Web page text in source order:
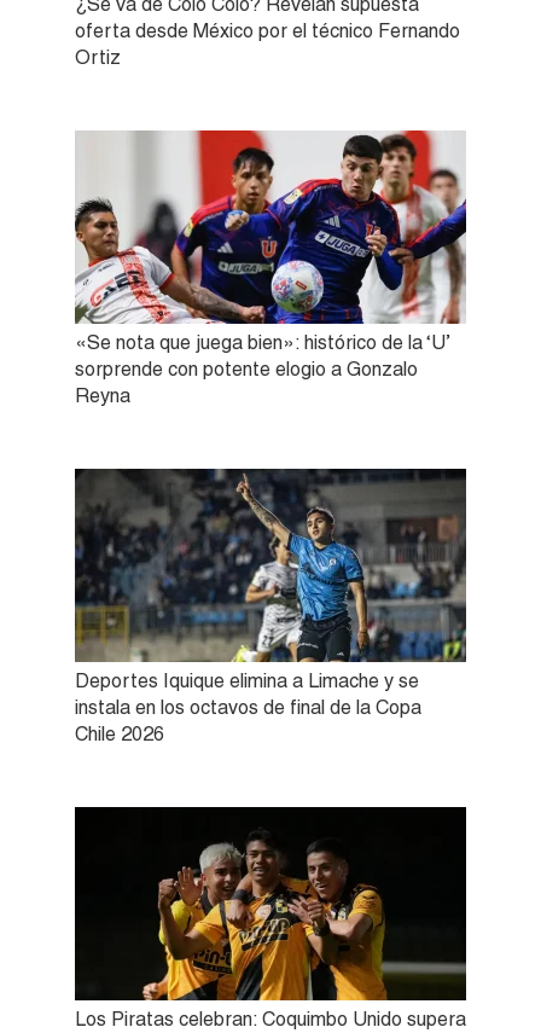
oferta desde México por el técnico Fernando
Ortiz
«Se nota que juega bien»: histórico de la ‘U’
sorprende con potente elogio a Gonzalo
Reyna
Deportes Iquique elimina a Limache y se
instala en los octavos de final de la Copa
Chile 2026
Los Piratas celebran: Coquimbo Unido supera